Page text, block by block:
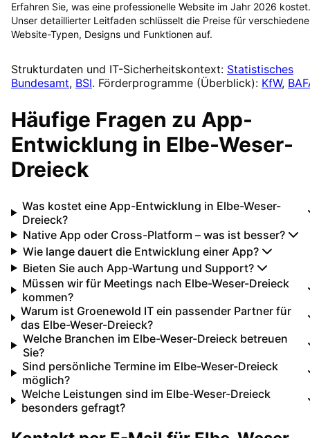
Erfahren Sie, was eine professionelle Website im Jahr 2026 kostet.
Unser detaillierter Leitfaden schlüsselt die Preise für verschiedene
Website-Typen, Designs und Funktionen auf.
Strukturdaten und IT-Sicherheitskontext: Statistisches
Bundesamt, BSI. Förderprogramme (Überblick): KfW,
Häufige Fragen zu App-
Entwicklung in Elbe-Weser-
Dreieck
Was kostet eine App-Entwicklung in Elbe-Weser-
Dreieck?
Native App oder Cross-Platform – was ist besser?
Wie lange dauert die Entwicklung einer App?
Bieten Sie auch App-Wartung und Support?
Müssen wir für Meetings nach Elbe-Weser-Dreieck
kommen?
Warum ist Groenewold IT ein passender Partner für
das Elbe-Weser-Dreieck?
Welche Branchen im Elbe-Weser-Dreieck betreuen
Sie?
Sind persönliche Termine im Elbe-Weser-Dreieck
möglich?
Welche Leistungen sind im Elbe-Weser-Dreieck
besonders gefragt?